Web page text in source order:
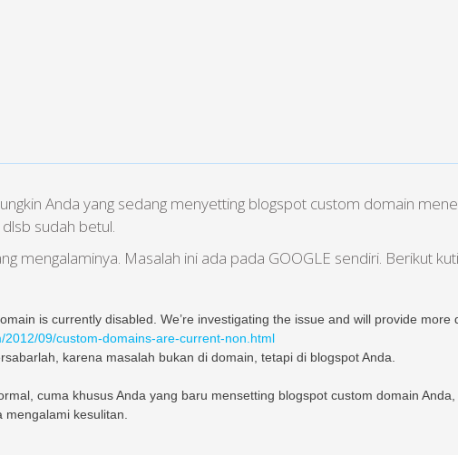
Anda yang sedang menyetting blogspot custom domain
sudah betul.
mengalaminya. Masalah ini ada pada GOOGLE sendiri. Berikut
is currently disabled. We’re investigating the issue and will provide more
09/custom-domains-are-current-non.html
karena masalah bukan di domain, tetapi di blogspot Anda.
cuma khusus Anda yang baru mensetting blogspot custom domain
kesulitan.